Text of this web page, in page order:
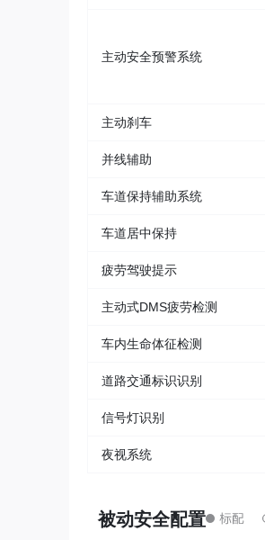
主动安全预警系统
主动刹车
并线辅助
车道保持辅助系统
车道居中保持
疲劳驾驶提示
主动式DMS疲劳检测
车内生命体征检测
道路交通标识识别
信号灯识别
夜视系统
被动安全配置